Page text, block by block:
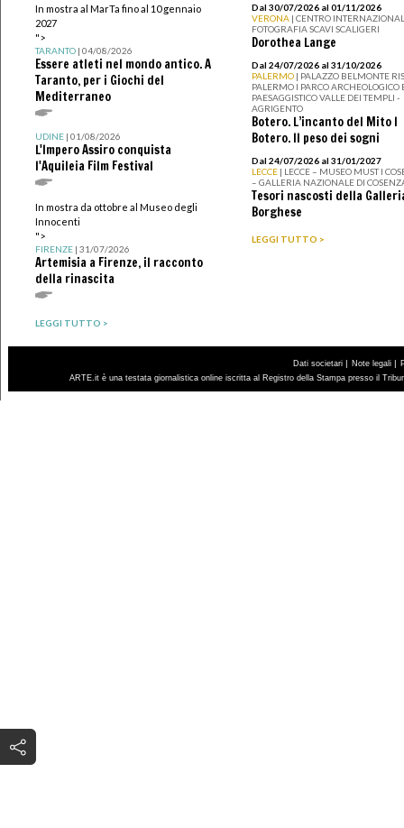
In mostra al MarTa fino al 10 gennaio
2027
">
TARANTO| 04/08/2026
Essere atleti nel mondo antico. A
Taranto, per i Giochi del
Mediterraneo
UDINE| 01/08/2026
L'Impero Assiro conquista
l'Aquileia Film Festival
In mostra da ottobre al Museo degli
Innocenti
">
FIRENZE| 31/07/2026
Artemisia a Firenze, il racconto
della rinascita
LEGGI TUTTO >
Dal 30/07/2026 al 01/11/2026
VERONA | CENTRO
FOTOGRAFIA SCAVI SCALIGERI
Dorothea Lange
Dal 24/07/2026 al 31/10/2026
PALERMO | PALAZZO BELMONTE
PALERMO I PARCO ARCHEOLOGICO
PAESAGGISTICO VALLE DEI TEMPLI -
AGRIGENTO
Botero. L’incanto del Mito I
Botero. Il peso dei sogni
Dal 24/07/2026 al 31/01/2027
LECCE | LECCE – MUSEO MUST I
– GALLERIA NAZIONALE DI
Tesori nascosti della
Borghese
LEGGI TUTTO >
Dati societari | Note legali |
ARTE.it è una testata giornalistica online iscritta al Registro della Stampa presso il